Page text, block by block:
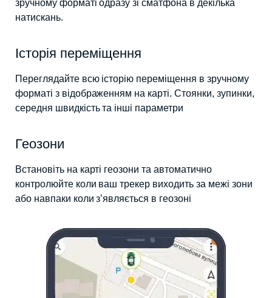
зручному форматі одразу зі сматфона в декілька
натискань.
Історія переміщення
Переглядайте всю історію переміщення в зручному
форматі з відображенням на карті. Стоянки, зупинки,
середня швидкість та інші параметри
Геозони
Встановіть на карті геозони та автоматично
контролюйте коли ваш трекер виходить за межі зони
або навпаки коли з’являється в геозоні